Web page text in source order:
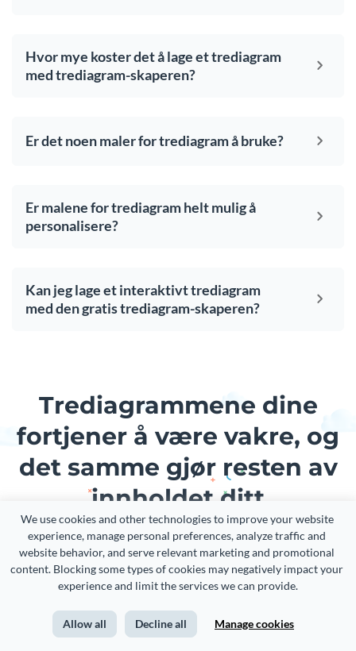
We use cookies and other technologies to improve your website
experience, manage personal preferences, analyze traffic and
website behavior, and serve relevant marketing and promotional
content. Blocking some types of cookies may negatively impact your
experience and limit the services we can provide.
Allow all Decline all Manage cookies
Hvor mye koster det å lage et trediagram
med trediagram-skaperen?
Er det noen maler for trediagram å bruke?
Er malene for trediagram helt mulig å
personalisere?
Kan jeg lage et interaktivt trediagram
med den gratis trediagram-skaperen?
Trediagrammene dine
fortjener å være vakre, og
det samme gjør resten av
innholdet ditt
Skap visuelle merkeopplevelser enten du er en erfaren
designer eller nybegynner.
Melde deg på. Det er gratis!